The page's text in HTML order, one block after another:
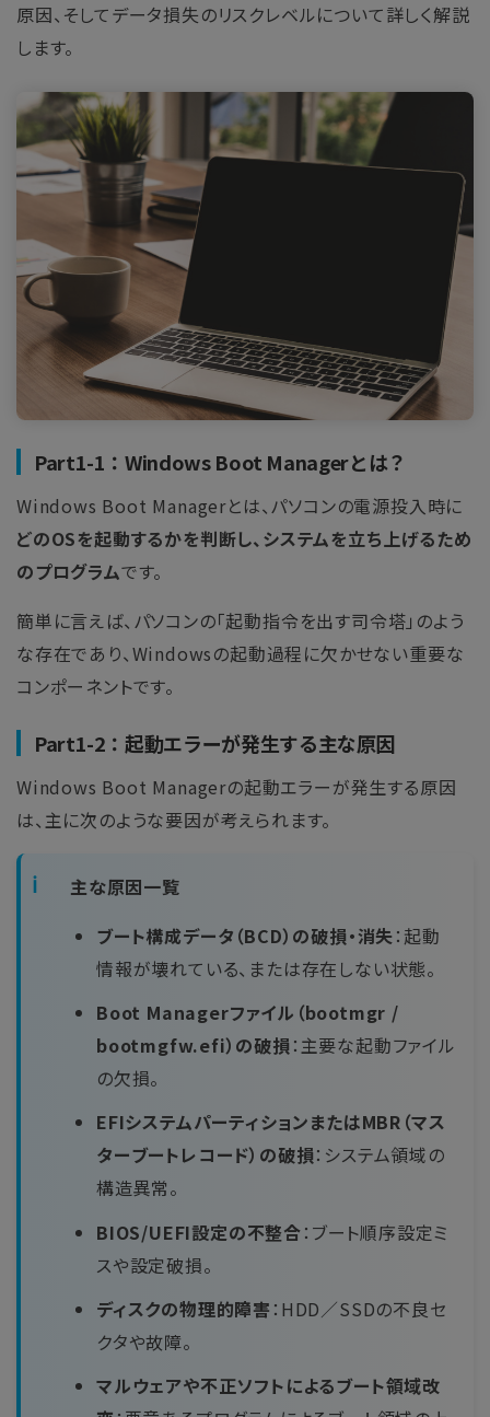
原因、そしてデータ損失のリスクレベルについて詳しく解説
します。
Part1-1：Windows Boot Managerとは？
Windows Boot Managerとは、パソコンの電源投入時に
どのOSを起動するかを判断し、システムを立ち上げるため
のプログラムです。
簡単に言えば、パソコンの「起動指令を出す司令塔」のよう
な存在であり、Windowsの起動過程に欠かせない重要な
コンポーネントです。
Part1-2：起動エラーが発生する主な原因
Windows Boot Managerの起動エラーが発生する原因
は、主に次のような要因が考えられます。
主な原因一覧
ブート構成データ（BCD）の破損・消失：起動
情報が壊れている、または存在しない状態。
Boot Managerファイル（bootmgr /
bootmgfw.efi）の破損 ：主要な起動ファイル
の欠損。
EFIシステムパーティションまたはMBR（マス
ターブートレコード）の破損：システム領域の
構造異常。
BIOS/UEFI設定の不整合：ブート順序設定ミ
スや設定破損。
ディスクの物理的障害 ：HDD／SSDの不良セ
クタや故障。
マルウェアや不正ソフトによるブート領域改